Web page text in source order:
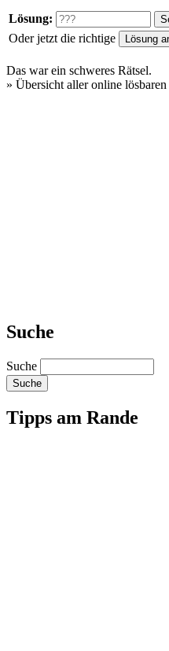
Lösung:
Oder jetzt die richtige
Das war ein schweres Rätsel.
» Übersicht aller online lösbaren
Suche
Suche
Tipps am Rande